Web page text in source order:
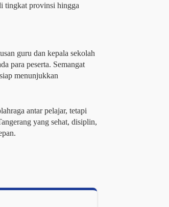
tingkat provinsi hingga
guru dan kepala sekolah
para peserta. Semangat
menunjukkan
antar pelajar, tetapi
yang sehat, disiplin,